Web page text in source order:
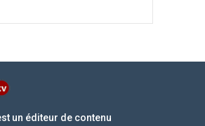
un éditeur de contenu